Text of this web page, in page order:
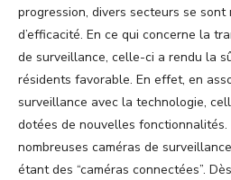
progression, divers secteurs se
d’efficacité. En ce qui concerne la
de surveillance, celle-ci a rendu la
résidents favorable. En effet, en
surveillance avec la technologie,
dotées de nouvelles fonctionnalités.
nombreuses caméras de
étant des “caméras connectées”.